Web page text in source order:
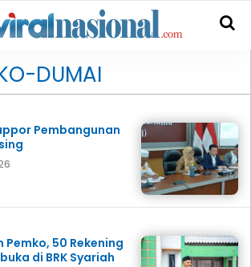
DUMAI
Pembangunan
50 Rekening
di BRK Syariah